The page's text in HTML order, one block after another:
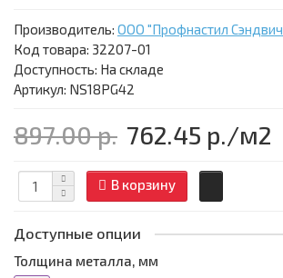
Производитель: ООО "Профнастил
Код товара: 32207-01
Доступность: На складе
Артикул: NS18PG42
897.00 р. 762.45 р./м2
В корзину
Доступные опции
Толщина металла, мм